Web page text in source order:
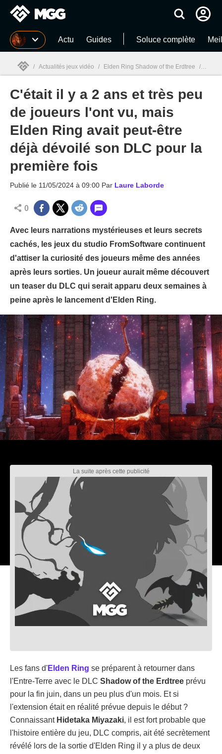
MGG Actu Guides Soluce complète
MGG
/ Actualités jeux vidéo / Elden Ring Shadow of the Erdtree /
C'était il y a 2 ans et très peu
de joueurs l'ont vu, mais
Elden Ring avait peut-être
déjà dévoilé son DLC pour la
première fois
Publié le 11/05/2024 à 09:00 Par Laure Laborde
0
Avec leurs narrations mystérieuses et leurs secrets
cachés, les jeux du studio FromSoftware continuent
d'attiser la curiosité des joueurs même des années
après leurs sorties. Un joueur aurait même découvert
un teaser du DLC qui serait apparu deux semaines à
peine après le lancement d'Elden Ring.
Les fans d'Elden Ring se préparent à retourner dans
l'Entre-Terre avec le DLC Shadow of the Erdtree prévu
pour la fin juin, dans un peu plus d'un mois. Et si
l'extension était en réalité prévue depuis le début ?
Connaissant Hidetaka Miyazaki, il est fort probable que
l'histoire entière du jeu, DLC compris, ait été secrètement
révélé lors de la sortie d'Elden Ring il y a plus de deux